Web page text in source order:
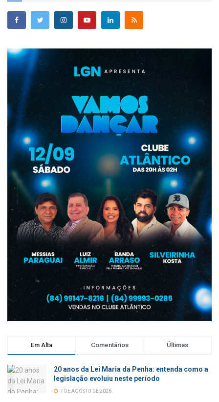
Em Alta Comentários Últimas
20 anos da Lei Maria da Penha: entenda como a
legislação evoluiu neste período
7 DE AGOSTO DE 2026